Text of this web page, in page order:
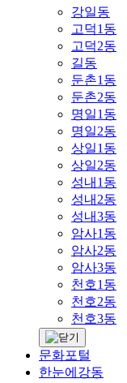
강일동
고덕1동
고덕2동
길동
둔촌1동
둔촌2동
명일1동
명일2동
상일1동
상일2동
성내1동
성내2동
성내3동
암사1동
암사2동
암사3동
천호1동
천호2동
천호3동
문화포털
한눈에강동